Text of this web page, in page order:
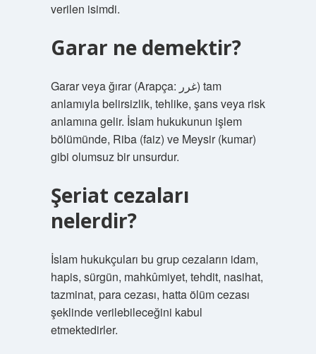
verilen isimdi.
Garar ne demektir?
Garar veya ğırar (Arapça: غرر) tam
anlamıyla belirsizlik, tehlike, şans veya risk
anlamına gelir. İslam hukukunun işlem
bölümünde, Riba (faiz) ve Meysir (kumar)
gibi olumsuz bir unsurdur.
Şeriat cezaları
nelerdir?
İslam hukukçuları bu grup cezaların idam,
hapis, sürgün, mahkûmiyet, tehdit, nasihat,
tazminat, para cezası, hatta ölüm cezası
şeklinde verilebileceğini kabul
etmektedirler.